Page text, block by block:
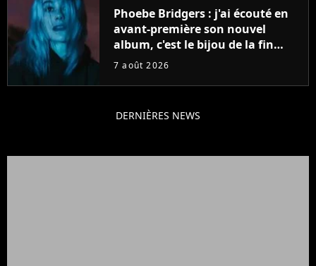
Phoebe Bridgers : j'ai écouté en
avant-première son nouvel
album, c'est le bijou de la fin
d'été
7 août 2026
DERNIÈRES NEWS